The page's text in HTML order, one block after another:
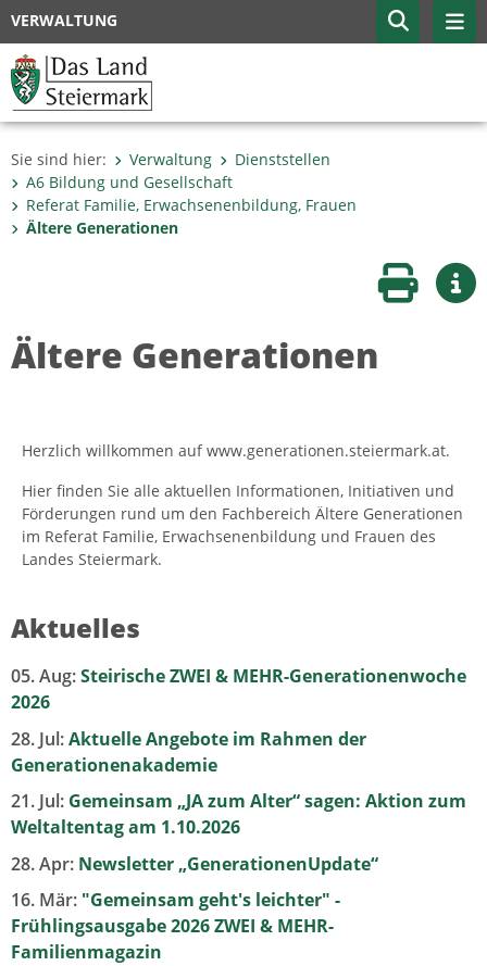
VERWALTUNG
Sie sind hier: Verwaltung
Dienststellen
A6 Bildung und Gesellschaft
Referat Familie, Erwachsenenbildung, Frauen
Ältere Generationen
Seite
Ältere Generationen
Herzlich willkommen auf www.generationen.steiermark.at.
Hier finden Sie alle aktuellen Informationen, Initiativen und
Förderungen rund um den Fachbereich Ältere Generationen
im Referat Familie, Erwachsenenbildung und Frauen des
Landes Steiermark.
Aktuelles
05. Aug:Steirische ZWEI & MEHR-Generationenwoche
2026
28. Jul:Aktuelle Angebote im Rahmen der
Generationenakademie
21. Jul: Gemeinsam „JA zum Alter“ sagen: Aktion zum
Weltaltentag am 1.10.2026
28. Apr: Newsletter „GenerationenUpdate“
16. Mär: "Gemeinsam geht's leichter" -
Frühlingsausgabe 2026 ZWEI & MEHR-
Familienmagazin